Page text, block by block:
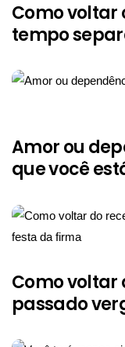
Como voltar
tempo
Amor ou
que você
Como voltar
passado